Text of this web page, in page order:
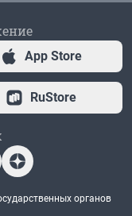
App Store
RuStore
органов